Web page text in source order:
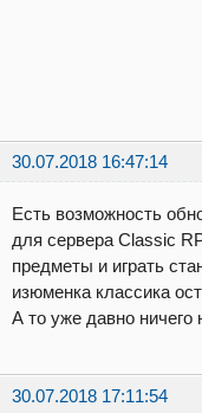
30.07.2018 16:47:14
Есть возможность
для сервера Classic
предметы и играть
изюменка классика
А то уже давно ничего
30.07.2018 17:11:54